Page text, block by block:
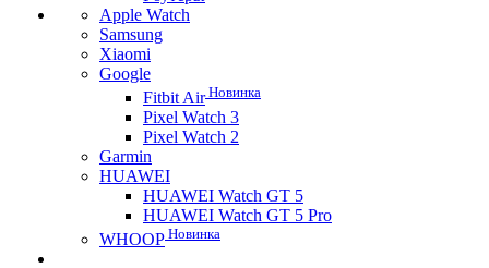
Apple Watch
Samsung
Xiaomi
Google
Fitbit AirНовинка
Pixel Watch 3
Pixel Watch 2
Garmin
HUAWEI
HUAWEI Watch GT 5
HUAWEI Watch GT 5 Pro
WHOOP Новинка